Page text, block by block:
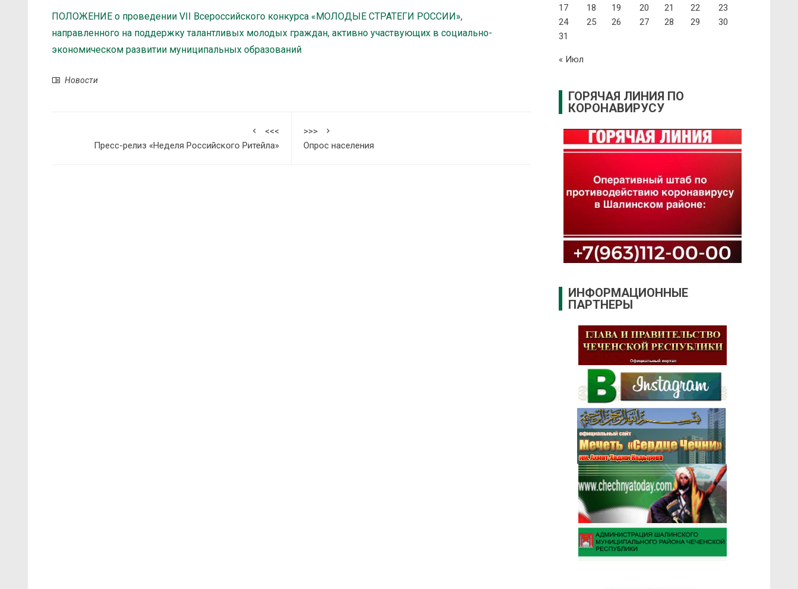
ПОЛОЖЕНИЕ о проведении VII Всероссийского конкурса «МОЛОДЫЕ СТРАТЕГИ РОССИИ»,
направленного на поддержку талантливых молодых граждан, активно участвующих в социально-
экономическом развитии муниципальных образований
Новости
<<<
Пресс-релиз «Неделя Российского Ритейла»
>>>
Опрос населения
17
18 19 20 21 22
23
24
25 26 27 28 29
30
31
« Июл
ГОРЯЧАЯ ЛИНИЯ ПО
КОРОНАВИРУСУ
ИНФОРМАЦИОННЫЕ
ПАРТНЕРЫ